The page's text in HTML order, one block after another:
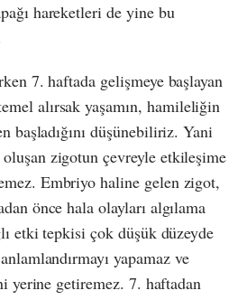
hareketleri de yine bu
7. haftada gelişmeye başlayan
alırsak yaşamın, hamileliğin
başladığını düşünebiliriz. Yani
zigotun çevreyle etkileşime
Embriyo haline gelen zigot,
önce hala olayları algılama
etki tepkisi çok düşük düzeyde
yapamaz ve
yerine getiremez. 7. haftadan